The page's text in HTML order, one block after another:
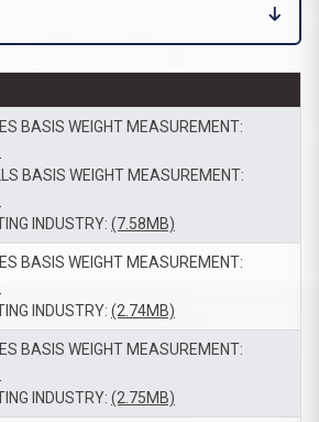
BASIS WEIGHT MEASUREMENT:
BASIS WEIGHT MEASUREMENT:
INDUSTRY: (7.58MB)
BASIS WEIGHT MEASUREMENT:
INDUSTRY: (2.74MB)
BASIS WEIGHT MEASUREMENT:
INDUSTRY: (2.75MB)